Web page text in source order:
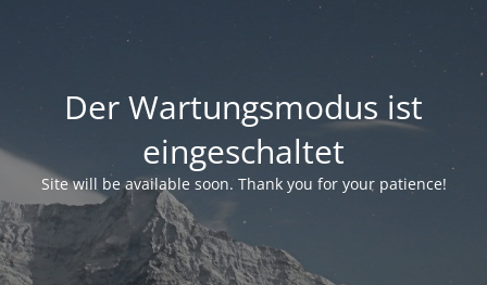
Der Wartungsmodus ist
eingeschaltet
Site will be available soon. Thank you for your patience!